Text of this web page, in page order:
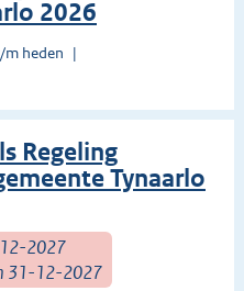
2026
heden
Regeling
Tynaarlo
12-2027
31-12-2027